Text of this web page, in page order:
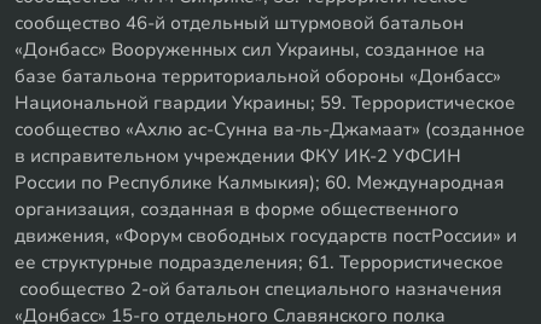
сообщество 46-й отдельный штурмовой батальон
«Донбасс» Вооруженных сил Украины, созданное на
базе батальона территориальной обороны «Донбасс»
Национальной гвардии Украины; 59. Террористическое
сообщество «Ахлю ас-Сунна ва-ль-Джамаат» (созданное
в исправительном учреждении ФКУ ИК-2 УФСИН
России по Республике Калмыкия); 60. Международная
организация, созданная в форме общественного
движения, «Форум свободных государств постРоссии» и
ее структурные подразделения; 61. Террористическое
сообщество 2-ой батальон специального назначения
«Донбасс» 15-го отдельного Славянского полка